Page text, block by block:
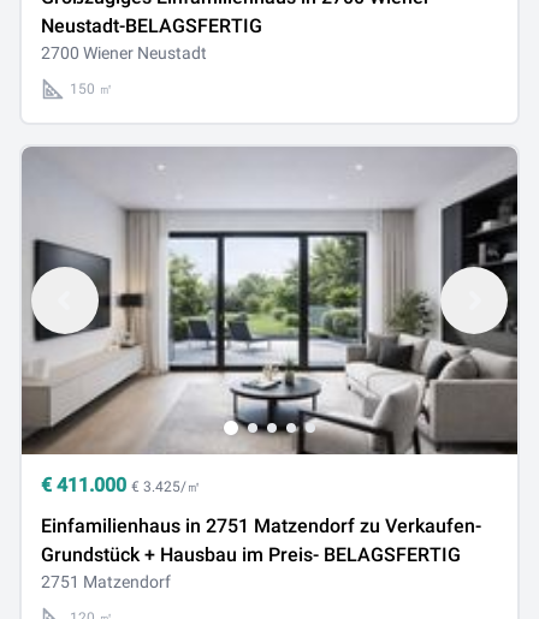
Neustadt-BELAGSFERTIG
2700 Wiener Neustadt
150 ㎡
€ 411.000 € 3.425/㎡
Einfamilienhaus in 2751 Matzendorf zu Verkaufen-
Grundstück + Hausbau im Preis- BELAGSFERTIG
2751 Matzendorf